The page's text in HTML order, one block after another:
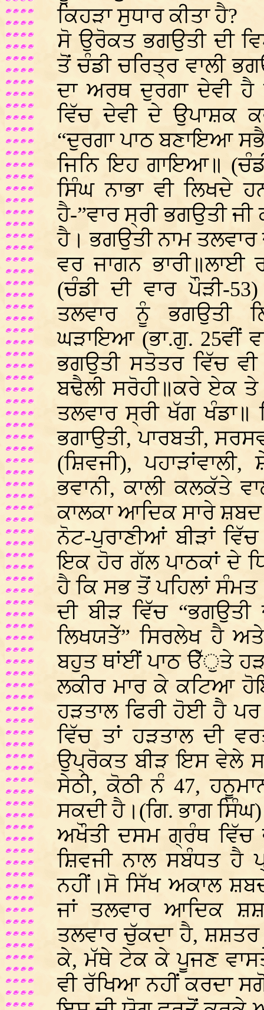
ਕਿਹੜਾ ਸੁਧਾਰ ਕੀਤਾ ਹੈ?
ਸੋ ਉਰੋਕਤ ਭਗਉਤੀ ਦੀ
ਤੋਂ ਚੰਡੀ ਚਰਿਤ੍ਰ ਵਾਲੀ
ਦਾ ਅਰਥ ਦੁਰਗਾ ਦੇਵੀ ਹੈ
ਵਿੱਚ ਦੇਵੀ ਦੇ ਉਪਾਸ਼ਕ
“ਦੁਰਗਾ ਪਾਠ ਬਣਾਇਆ
ਜਿਨਿ ਇਹ ਗਾਇਆ॥
ਸਿੰਘ ਨਾਭਾ ਵੀ ਲਿਖਦੇ
ਹੈ-”ਵਾਰ ਸ੍ਰੀ ਭਗਉਤੀ
ਹੈ। ਭਗਉਤੀ ਨਾਮ
ਵਰ ਜਾਗਨ
(ਚੰਡੀ ਦੀ ਵਾਰ ਪੌੜੀ-
ਤਲਵਾਰ ਨੂੰ ਭਗਉਤੀ
ਘੜਾਇਆ (ਭਾ.ਗੁ. 25ਵੀਂ
ਭਗਉਤੀ ਸਤੋਤਰ ਵਿੱਚ
ਬਢੈਲੀ ਸਰੋਹੀ॥ਕਰੇ ਏਕ
ਤਲਵਾਰ ਸ੍ਰੀ ਖੱਗ ਖੰਡਾ॥
ਭਗਾਉਤੀ, ਪਾਰਬਤੀ,
(ਸ਼ਿਵਜੀ),
ਭਵਾਨੀ, ਕਾਲੀ ਕਲਕੱਤੇ
ਕਾਲਕਾ ਆਦਿਕ ਸਾਰੇ
ਨੋਟ-ਪੁਰਾਣੀਆਂ ਬੀੜਾਂ
ਇਕ ਹੋਰ ਗੱਲ ਪਾਠਕਾਂ ਦੇ
ਹੈ ਕਿ ਸਭ ਤੋਂ ਪਹਿਲਾਂ
ਦੀ ਬੀੜ ਵਿੱਚ “ਭਗਉਤੀ
ਲਿਖਯਤੇੱ” ਸਿਰਲੇਖ ਹੈ
ਬਹੁਤ ਥਾਂਈਂ ਪਾਠ ੳੱੁਤੇ
ਲਕੀਰ ਮਾਰ ਕੇ ਕਟਿਆ
ਹੜਤਾਲ ਫਿਰੀ ਹੋਈ ਹੈ ਪਰ
ਵਿੱਚ ਤਾਂ ਹੜਤਾਲ ਦੀ
ਉਪ੍ਰੋਕਤ ਬੀੜ ਇਸ ਵੇਲੇ
ਸੇਠੀ, ਕੋਠੀ ਨੰ 47,
ਸਕਦੀ ਹੈ।(ਗਿ. ਭਾਗ ਸਿੰਘ)
ਅਖੌਤੀ ਦਸਮ ਗ੍ਰੰਥ ਵਿੱਚ
ਸ਼ਿਵਜੀ ਨਾਲ ਸਬੰਧਤ ਹੈ
ਨਹੀਂ।ਸੋ ਸਿੱਖ ਅਕਾਲ
ਜਾਂ ਤਲਵਾਰ ਆਦਿਕ
ਤਲਵਾਰ ਚੁੱਕਦਾ ਹੈ, ਸ਼ਸ਼ਤਰ
ਕੇ, ਮੱਥੇ ਟੇਕ ਕੇ ਪੂਜਣ
ਵੀ ਰੱਖਿਆ ਨਹੀਂ ਕਰਦਾ